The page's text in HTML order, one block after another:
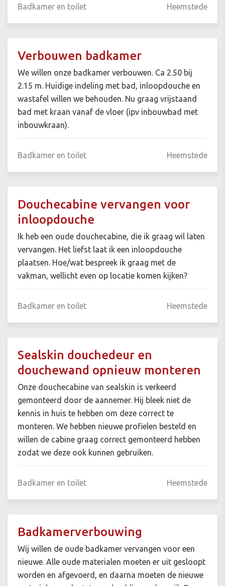
Badkamer en toilet Heemstede
Verbouwen badkamer
We willen onze badkamer verbouwen. Ca 2.50 bij
2.15 m. Huidige indeling met bad, inloopdouche en
wastafel willen we behouden. Nu graag vrijstaand
bad met kraan vanaf de vloer (ipv inbouwbad met
inbouwkraan).
Badkamer en toilet Heemstede
Douchecabine vervangen voor
inloopdouche
Ik heb een oude douchecabine, die ik graag wil laten
vervangen. Het liefst laat ik een inloopdouche
plaatsen. Hoe/wat bespreek ik graag met de
vakman, wellicht even op locatie komen kijken?
Badkamer en toilet Heemstede
Sealskin douchedeur en
douchewand opnieuw monteren
Onze douchecabine van sealskin is verkeerd
gemonteerd door de aannemer. Hij bleek niet de
kennis in huis te hebben om deze correct te
monteren. We hebben nieuwe profielen besteld en
willen de cabine graag correct gemonteerd hebben
zodat we deze ook kunnen gebruiken.
Badkamer en toilet Heemstede
Badkamerverbouwing
Wij willen de oude badkamer vervangen voor een
nieuwe. Alle oude materialen moeten er uit gesloopt
worden en afgevoerd, en daarna moeten de nieuwe